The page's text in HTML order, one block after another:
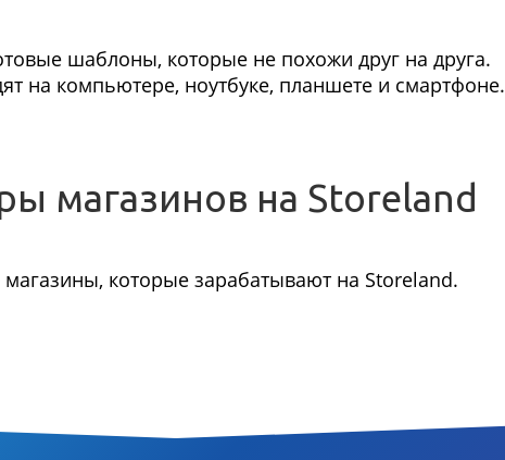
шаблоны, которые не похожи друг на друга.
на компьютере, ноутбуке, планшете и смартфоне.
магазинов на Storeland
которые зарабатывают на Storeland.